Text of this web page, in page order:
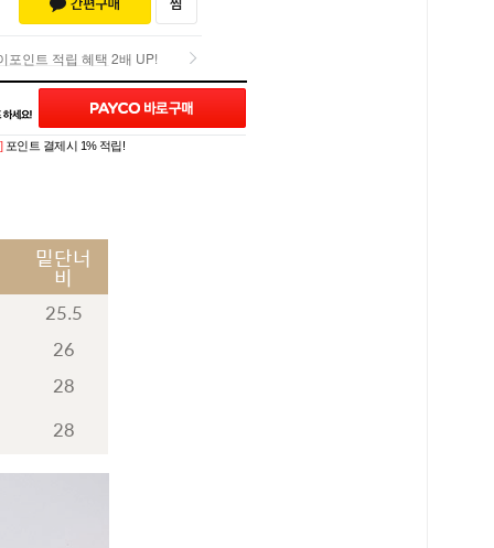
포인트 적립 혜택 2배 UP!
포인트 적립 혜택 2배 UP!
포인트 결제시 1% 적립!
밑단너
비
25.5
26
28
28